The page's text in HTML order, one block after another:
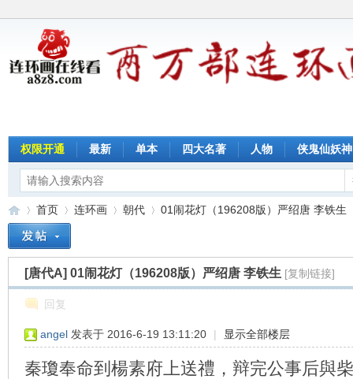
权限开通 最新 单本 四大名著 人物 侠鬼仙妖神
»
首页
›
连环画
›
朝代
›
01闹花灯（196208版）严绍唐 李铁生
[唐代A] 01闹花灯（196208版）严绍唐 李铁生 [复制链接]
回复
angel 发表于 2016-6-19 13:11:20 | 显示全部楼层
秦瓊奉命到楊素府上送禮，辩完公事后與